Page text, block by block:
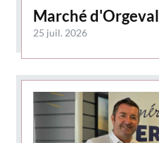
Marché d'Orgeval
25 juil. 2026